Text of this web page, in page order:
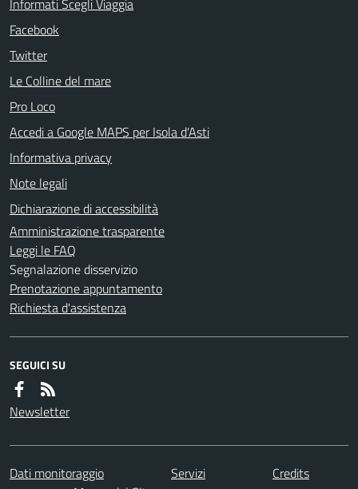
Facebook
Twitter
Le Colline del mare
Pro Loco
Accedi a Google MAPS per Isola d'Asti
Informativa privacy
Note legali
Dichiarazione di accessibilità
Amministrazione trasparente
Leggi le FAQ
Segnalazione disservizio
Prenotazione appuntamento
Richiesta d'assistenza
SEGUICI SU
Newsletter
Dati monitoraggio Servizi
Credits